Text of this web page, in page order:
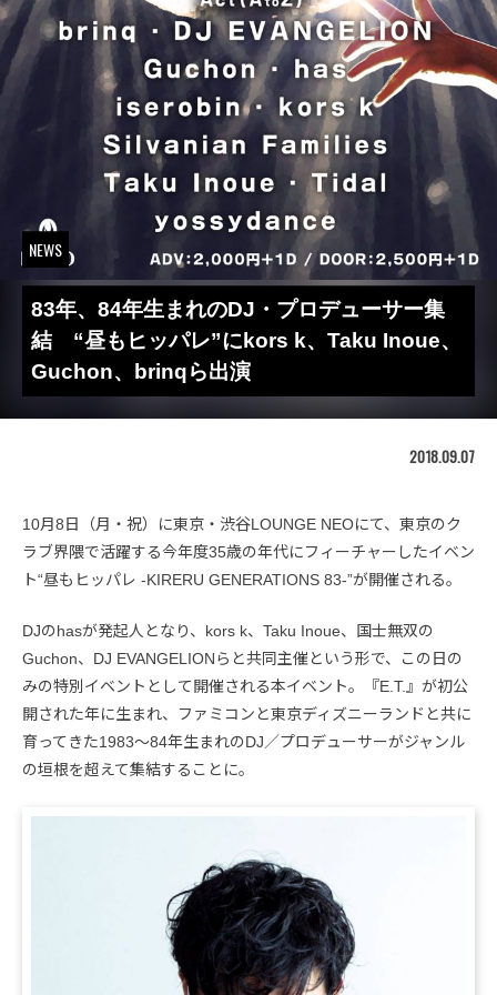
NEWS
83年、84年生まれのDJ・プロデューサー集
結 “昼もヒッパレ”にkors k、Taku Inoue、
Guchon、brinqら出演
2018.09.07
10月8日（月・祝）に東京・渋谷LOUNGE NEOにて、東京のク
ラブ界隈で活躍する今年度35歳の年代にフィーチャーしたイベン
ト“昼もヒッパレ -KIRERU GENERATIONS 83-”が開催される。
DJのhasが発起人となり、kors k、Taku Inoue、国士無双の
Guchon、DJ EVANGELIONらと共同主催という形で、この日の
みの特別イベントとして開催される本イベント。『E.T.』が初公
開された年に生まれ、ファミコンと東京ディズニーランドと共に
育ってきた1983〜84年生まれのDJ／プロデューサーがジャンル
の垣根を超えて集結することに。